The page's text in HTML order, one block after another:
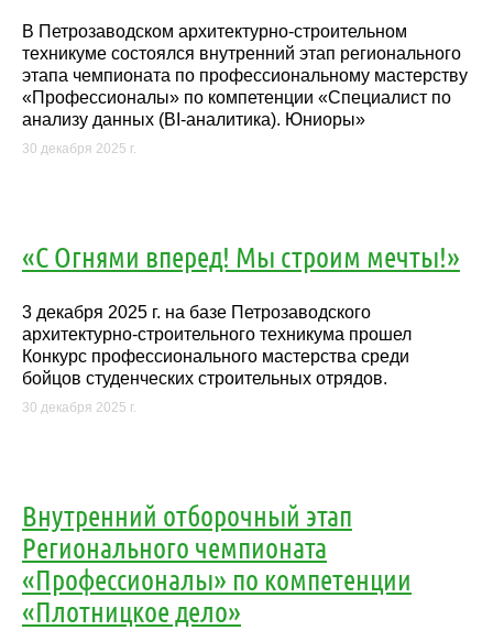
В Петрозаводском архитектурно-строительном
техникуме состоялся внутренний этап регионального
этапа чемпионата по профессиональному мастерству
«Профессионалы» по компетенции «Специалист по
анализу данных (BI-аналитика). Юниоры»
30 декабря 2025 г.
«С Огнями вперед! Мы строим мечты!»
3 декабря 2025 г. на базе Петрозаводского
архитектурно-строительного техникума прошел
Конкурс профессионального мастерства среди
бойцов студенческих строительных отрядов.
30 декабря 2025 г.
Внутренний отборочный этап
Регионального чемпионата
«Профессионалы» по компетенции
«Плотницкое дело»